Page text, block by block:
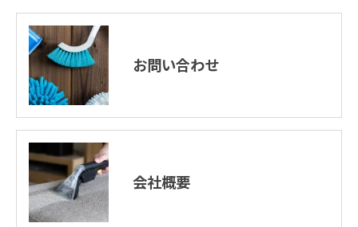
お問い合わせ
会社概要